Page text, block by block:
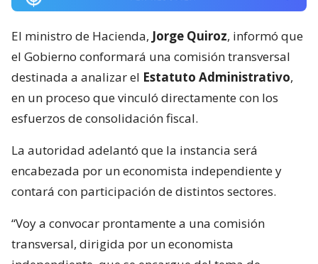
El ministro de Hacienda, Jorge Quiroz, informó que
el Gobierno conformará una comisión transversal
destinada a analizar el Estatuto Administrativo,
en un proceso que vinculó directamente con los
esfuerzos de consolidación fiscal.
La autoridad adelantó que la instancia será
encabezada por un economista independiente y
contará con participación de distintos sectores.
“Voy a convocar prontamente a una comisión
transversal, dirigida por un economista